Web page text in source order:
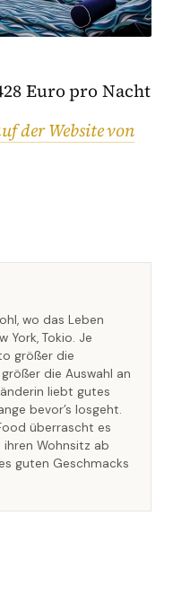
Euro pro Nacht
der Website von
wo das Leben
York, Tokio. Je
größer die
die Auswahl an
liebt gutes
bevor’s losgeht.
überrascht es
Wohnsitz ab
guten Geschmacks